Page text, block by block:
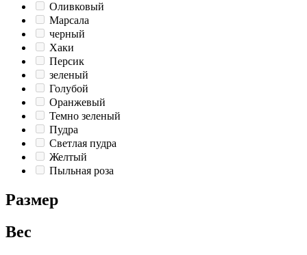
Оливковый
Марсала
черный
Хаки
Персик
зеленый
Голубой
Оранжевый
Темно зеленый
Пудра
Светлая пудра
Желтый
Пыльная роза
Размер
Вес